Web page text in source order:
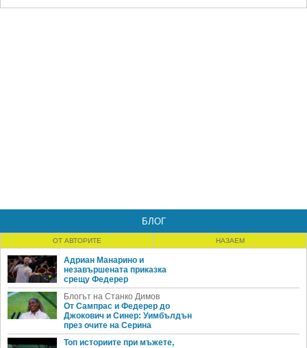
БЛОГ
ОТ АВТОРИТЕ НАЗАЕМ
Адриан Манарино и
незавършената приказка
срещу Федерер
Блогът на Станко Димов
От Сампрас и Федерер до
Джокович и Синер: Уимбълдън
през очите на Серина
Топ историите при мъжете,